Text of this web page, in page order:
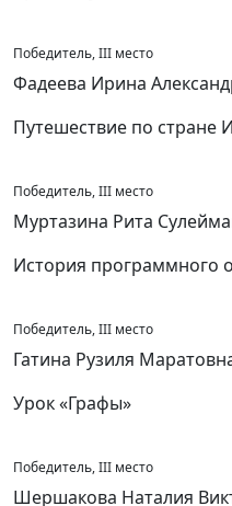
Победитель, III место
Фадеева Ирина
Путешествие по стране
Победитель, III место
Муртазина Рита
История программного
Победитель, III место
Гатина Рузиля
Урок «Графы»
Победитель, III место
Шершакова Наталия